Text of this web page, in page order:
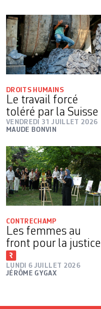
DROITS HUMAINS
Le travail forcé
toléré par la Suisse
VENDREDI 31 JUILLET 2026
MAUDE BONVIN
CONTRECHAMP
Les femmes au
front pour la justice
LUNDI 6 JUILLET 2026
JÉRÔME GYGAX